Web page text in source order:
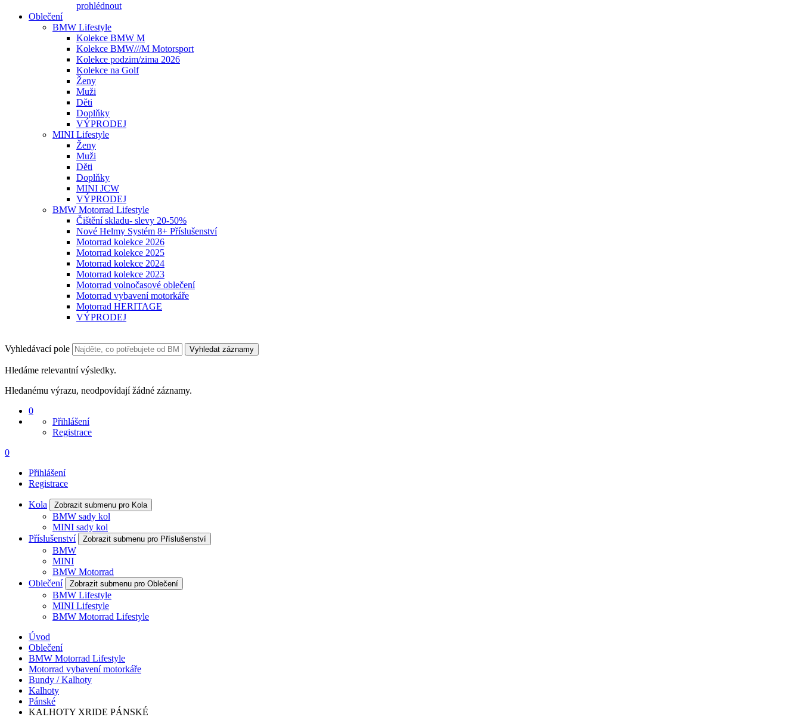
prohlédnout
Oblečení
BMW Lifestyle
Kolekce BMW M
Kolekce BMW///M Motorsport
Kolekce podzim/zima 2026
Kolekce na Golf
Ženy
Muži
Děti
Doplňky
VÝPRODEJ
MINI Lifestyle
Ženy
Muži
Děti
Doplňky
MINI JCW
VÝPRODEJ
BMW Motorrad Lifestyle
Čištění skladu- slevy 20-50%
Nové Helmy Systém 8+ Příslušenství
Motorrad kolekce 2026
Motorrad kolekce 2025
Motorrad kolekce 2024
Motorrad kolekce 2023
Motorrad volnočasové oblečení
Motorrad vybavení motorkáře
Motorrad HERITAGE
VÝPRODEJ
Vyhledávací pole Vyhledat záznamy
Hledáme relevantní výsledky.
Hledanému výrazu, neodpovídají žádné záznamy.
0
Přihlášení
Registrace
0
Přihlášení
Registrace
Kola Zobrazit submenu pro Kola
BMW sady kol
MINI sady kol
Příslušenství
Zobrazit submenu pro Příslušenství
BMW
MINI
BMW Motorrad
Oblečení
Zobrazit submenu pro Oblečení
BMW Lifestyle
MINI Lifestyle
BMW Motorrad Lifestyle
Úvod
Oblečení
BMW Motorrad Lifestyle
Motorrad vybavení motorkáře
Bundy / Kalhoty
Kalhoty
Pánské
KALHOTY XRIDE PÁNSKÉ